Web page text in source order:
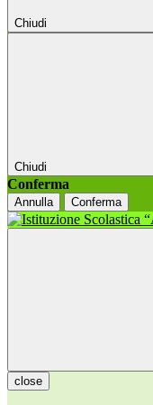
Chiudi
Chiudi
Conferma
Annulla Conferma
close